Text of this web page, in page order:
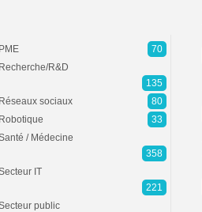
PME
70
Recherche/R&D
135
Réseaux sociaux
80
Robotique
33
/ Médecine
358
IT
221
public